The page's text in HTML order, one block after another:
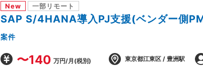
New 一部リモート
SAP S/4HANA導入PJ支援(ベンダー側
案件
〜140 万円/月(税別) 東京都江東区 / 豊洲駅